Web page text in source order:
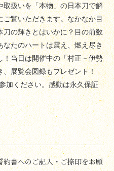
取扱いを「本物」の日本刀で解
ご覧いただきます。なかなか目
刀の輝きとはいかに？目の前数
なたのハートは震え、燃え尽き
！当日は開催中の「村正－伊勢
、展覧会図録もプレゼント！
加ください。感動は永久保証
書へのご記入・ご捺印をお願